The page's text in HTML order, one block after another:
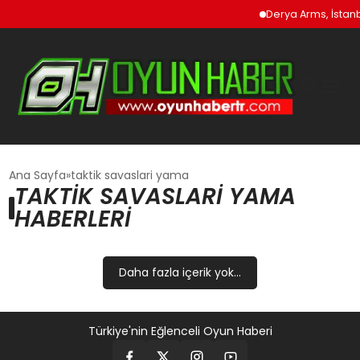
Derya Arms,
GÜNCEL
OYUN HABERLERI
EĞITIM
Ana Sayfa taktik savaslari yama
TAKTIK SAVASLARI YAMA
HABERLERI
Daha fazla içerik yok...
Türkiye'nin Eğlenceli Oyun Haberi